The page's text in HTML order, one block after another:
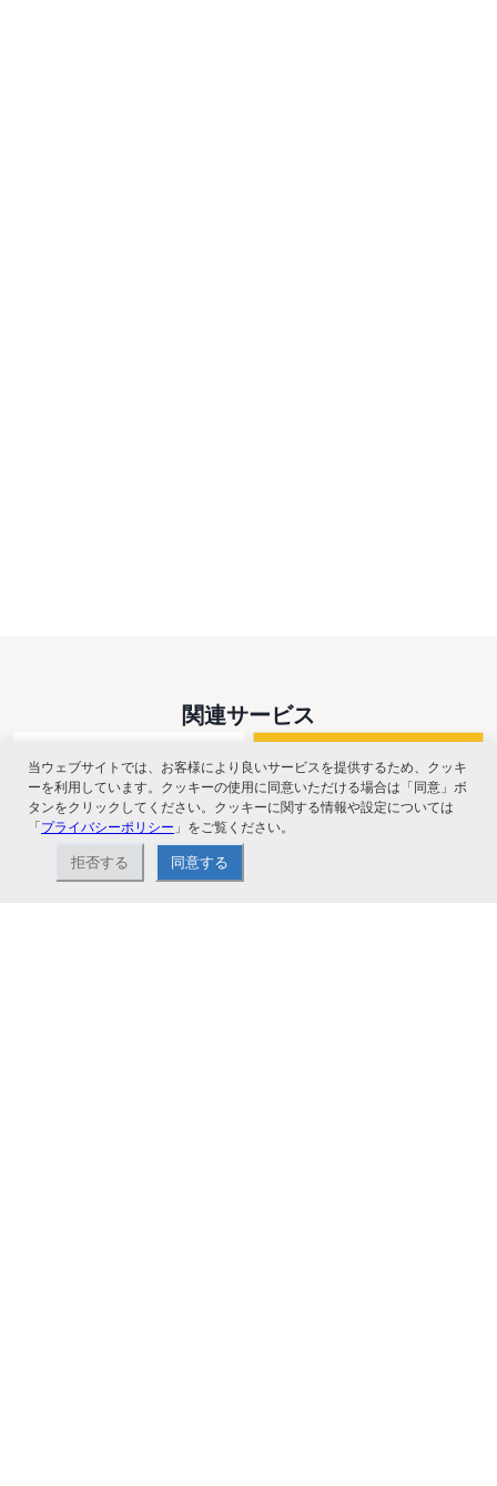
関連サービス
当ウェブサイトでは、お客様により良いサービスを提供するため、クッキ
ーを利用しています。クッキーの使用に同意いただける場合は「同意」ボ
タンをクリックしてください。クッキーに関する情報や設定については
「プライバシーポリシー 」をご覧ください。
拒否する 同意する